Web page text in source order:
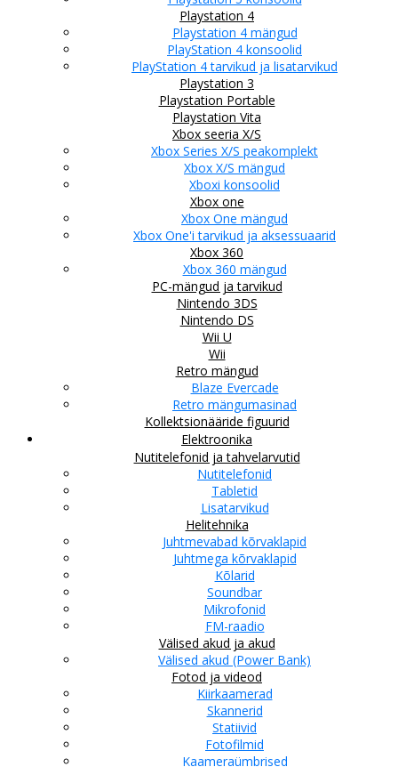
Playstation 4
Playstation 4 mängud
PlayStation 4 konsoolid
PlayStation 4 tarvikud ja lisatarvikud
Playstation 3
Playstation Portable
Playstation Vita
Xbox seeria X/S
Xbox Series X/S peakomplekt
Xbox X/S mängud
Xboxi konsoolid
Xbox one
Xbox One mängud
Xbox One'i tarvikud ja aksessuaarid
Xbox 360
Xbox 360 mängud
PC-mängud ja tarvikud
Nintendo 3DS
Nintendo DS
Wii U
Wii
Retro mängud
Blaze Evercade
Retro mängumasinad
Kollektsionääride figuurid
Elektroonika
Nutitelefonid ja tahvelarvutid
Nutitelefonid
Tabletid
Lisatarvikud
Helitehnika
Juhtmevabad kõrvaklapid
Juhtmega kõrvaklapid
Kõlarid
Soundbar
Mikrofonid
FM-raadio
Välised akud ja akud
Välised akud (Power Bank)
Fotod ja videod
Kiirkaamerad
Skannerid
Statiivid
Fotofilmid
Kaameraümbrised